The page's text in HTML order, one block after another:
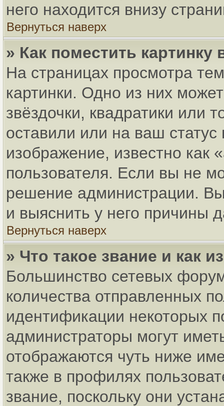
него находится внизу
Вернуться наверх
» Как поместить
На страницах просмотра
картинки. Одно из них
звёздочки, квадратики или
оставили или на ваш
изображение, известно как
пользователя. Если вы не
решение администрации.
и выяснить у него причины
Вернуться наверх
» Что такое звание и как
Большинство сетевых
количества отправленных
идентификации некоторых
администраторы могут
отображаются чуть ниже
также в профилях
звание, поскольку они